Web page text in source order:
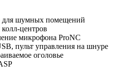
для шумных помещений
центров
микрофона ProNC
пульт управления на шнуре
оголовье